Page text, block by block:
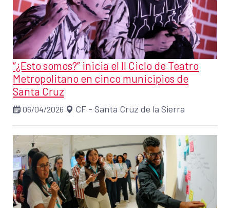
“¿Esto somos?” inicia el II Ciclo de Teatro
Metropolitano en cinco municipios de
Santa Cruz
06/04/2026 CF - Santa Cruz de la Sierra